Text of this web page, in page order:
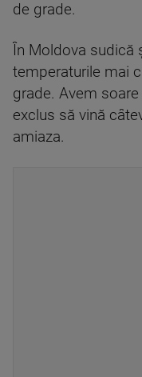
de grade.
În Moldova sudică
temperaturile mai
grade. Avem
exclus să vină
amiaza.